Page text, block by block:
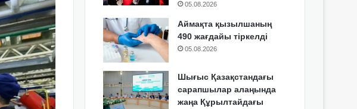
05.08.2026
Аймақта қызылшаның
490 жағдайы тіркелді
05.08.2026
Шығыс Қазақстандағы
сарапшылар алаңында
жаңа Құрылтайдағы